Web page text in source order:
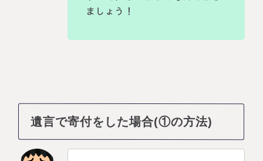
ましょう！
遺言で寄付をした場合(①の方法)